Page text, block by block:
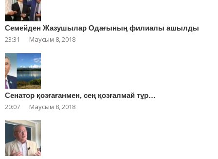
Cемейден Жазушылар Одағының филиалы ашылды
23:31 Маусым 8, 2018
Сенатор қозғағанмен, сең қозғалмай тұр…
20:07 Маусым 8, 2018